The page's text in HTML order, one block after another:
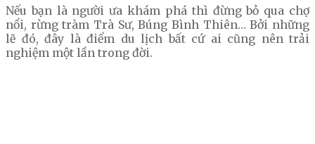
Nếu bạn là người ưa khám phá thì đừng bỏ qua chợ
nổi, rừng tràm Trà Sư, Búng Bình Thiên… Bởi những
lẽ đó, đây là điểm du lịch bất cứ ai cũng nên trải
nghiệm một lần trong đời.